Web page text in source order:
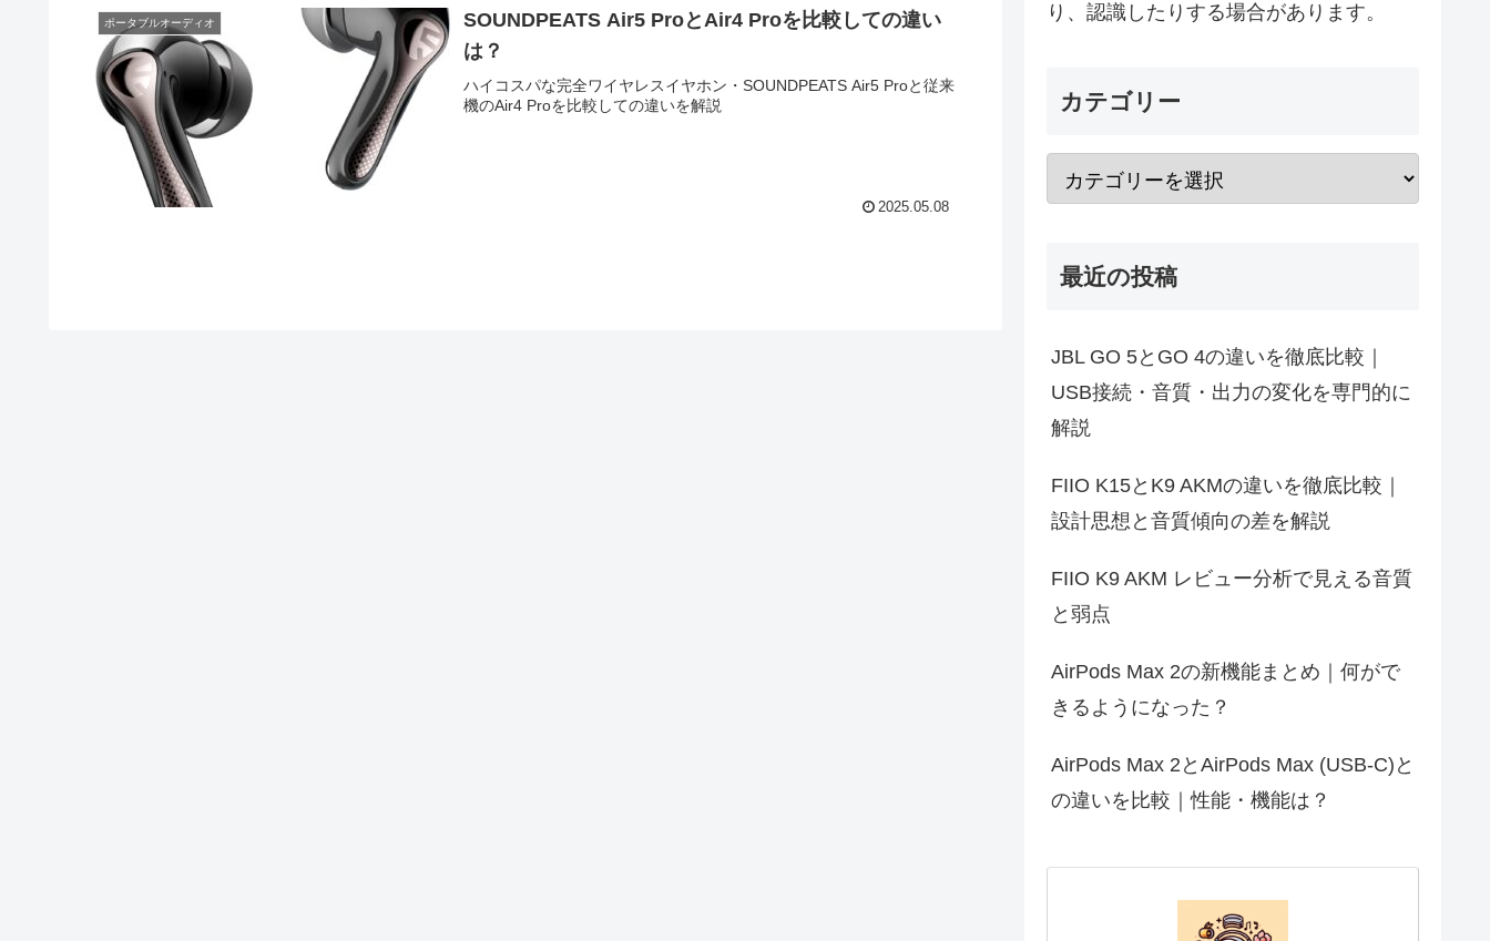
ポータブルオーディオ
SOUNDPEATS Air5 ProとAir4 Proを比較しての違い
は？
ハイコスパな完全ワイヤレスイヤホン・SOUNDPEATS Air5 Proと従来
機のAir4 Proを比較しての違いを解説
2025.05.08
り、認識したりする場合があります。
カテゴリー
最近の投稿
JBL GO 5とGO 4の違いを徹底比較｜
USB接続・音質・出力の変化を専門的に
解説
FIIO K15とK9 AKMの違いを徹底比較｜
設計思想と音質傾向の差を解説
FIIO K9 AKM レビュー分析で見える音質
と弱点
AirPods Max 2の新機能まとめ｜何がで
きるようになった？
AirPods Max 2とAirPods Max (USB-C)と
の違いを比較｜性能・機能は？